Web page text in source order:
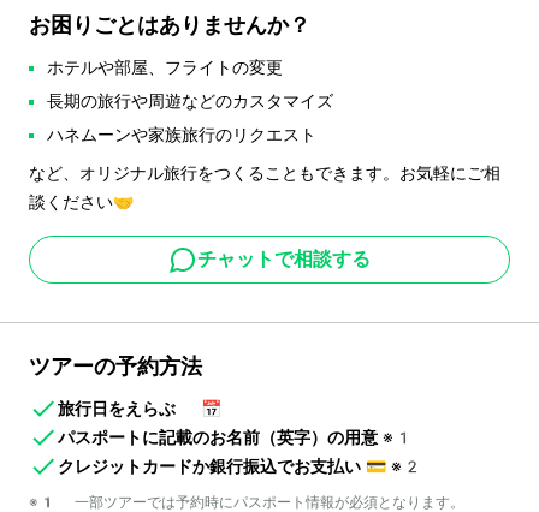
お困りごとはありませんか？
ホテルや部屋、フライトの変更
長期の旅行や周遊などのカスタマイズ
ハネムーンや家族旅行のリクエスト
など、オリジナル旅行をつくることもできます。お気軽にご相
談ください🤝
チャットで相談する
ツアーの予約方法
旅行日をえらぶ
📅
パスポートに記載のお名前（英字）の用意 ※1
クレジットカードか銀行振込でお支払い 💳 ※2
※1 一部ツアーでは予約時にパスポート情報が必須となります。